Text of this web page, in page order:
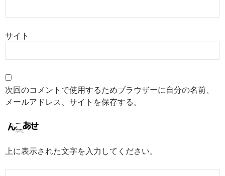
サイト
次回のコメントで使用するためブラウザーに自分の名前、
メールアドレス、サイトを保存する。
上に表示された文字を入力してください。